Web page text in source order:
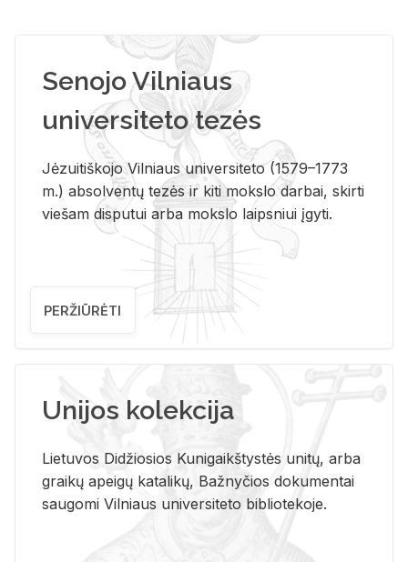
Senojo Vilniaus
universiteto tezės
Jėzuitiškojo Vilniaus universiteto (1579–1773
m.) absolventų tezės ir kiti mokslo darbai, skirti
viešam disputui arba mokslo laipsniui įgyti.
PERŽIŪRĖTI
Unijos kolekcija
Lietuvos Didžiosios Kunigaikštystės unitų, arba
graikų apeigų katalikų, Bažnyčios dokumentai
saugomi Vilniaus universiteto bibliotekoje.